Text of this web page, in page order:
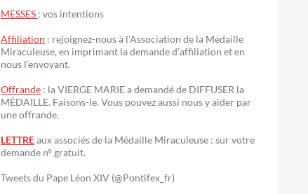
MESSES : vos intentions
Affiliation : rejoignez-nous à l’Association de la Médaille
Miraculeuse, en imprimant la demande d’affiliation et en
nous l’envoyant.
Offrande : la VIERGE MARIE a demandé de DIFFUSER la
MÉDAILLE. Faisons-le. Vous pouvez aussi nous y aider par
une offrande.
LETTREaux associés de la Médaille Miraculeuse : sur votre
demande n° gratuit.
Tweets du Pape Léon XIV (@Pontifex_fr)